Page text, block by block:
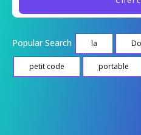
Popular Search la
petit code portable